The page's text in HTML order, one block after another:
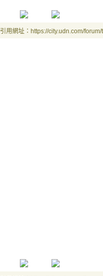
引用網址：https://city.udn.com/